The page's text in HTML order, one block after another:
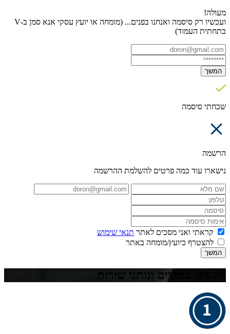
מעולה!
ועכשיו רק סיסמה ואנחנו בפנים... (מומחה או יועץ עסקי אנא סמן ב-V
בתחתית העמוד)
המשך
שכחתי סיסמה
הרשמה
נישארו עוד כמה פרטים להשלמת ההרשמה
קראתי ואני מסכים לאתר תנאי שימוש
להצטרף כיועץ/מומחה באתר
המשך
יועצים עסקיים ונותני שירות